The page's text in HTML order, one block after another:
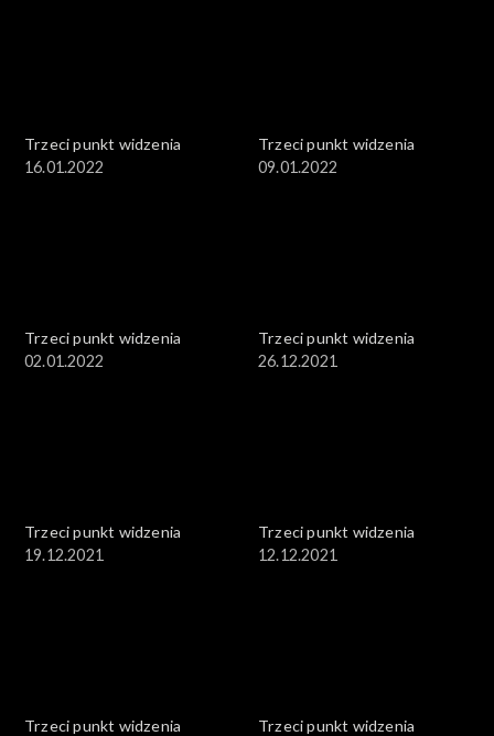
Trzeci punkt widzenia
16.01.2022
Trzeci punkt widzenia
09.01.2022
Trzeci punkt widzenia
02.01.2022
Trzeci punkt widzenia
26.12.2021
Trzeci punkt widzenia
19.12.2021
Trzeci punkt widzenia
12.12.2021
Trzeci punkt widzenia
Trzeci punkt widzenia